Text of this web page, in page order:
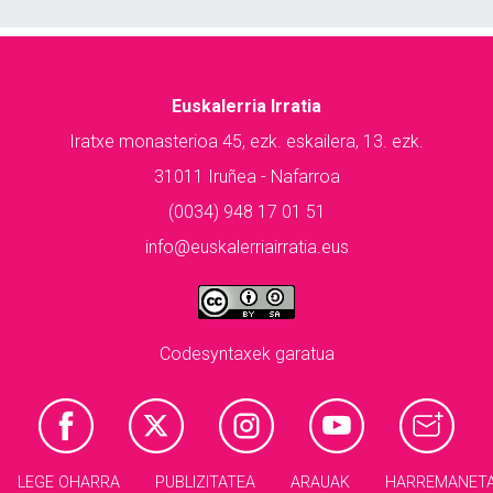
Euskalerria Irratia
Iratxe monasterioa 45, ezk. eskailera, 13. ezk.
31011 Iruñea - Nafarroa
(0034) 948 17 01 51
info@euskalerriairratia.eus
Codesyntaxek garatua
LEGE OHARRA PUBLIZITATEA ARAUAK